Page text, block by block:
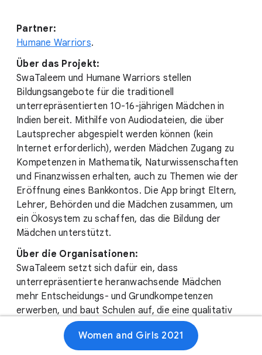
Partner:
Humane Warriors.
Über das Projekt:
SwaTaleem und Humane Warriors stellen
Bildungsangebote für die traditionell
unterrepräsentierten 10-16-jährigen Mädchen in
Indien bereit. Mithilfe von Audiodateien, die über
Lautsprecher abgespielt werden können (kein
Internet erforderlich), werden Mädchen Zugang zu
Kompetenzen in Mathematik, Naturwissenschaften
und Finanzwissen erhalten, auch zu Themen wie der
Eröffnung eines Bankkontos. Die App bringt Eltern,
Lehrer, Behörden und die Mädchen zusammen, um
ein Ökosystem zu schaffen, das die Bildung der
Mädchen unterstützt.
Über die Organisationen:
SwaTaleem setzt sich dafür ein, dass
unterrepräsentierte heranwachsende Mädchen
mehr Entscheidungs- und Grundkompetenzen
erwerben, und baut Schulen auf, die eine qualitativ
hochwertige Ausbildung für diese Mädchen bieten,
um ihnen eine bessere Zukunft zu ermöglichen.
Women and Girls 2021